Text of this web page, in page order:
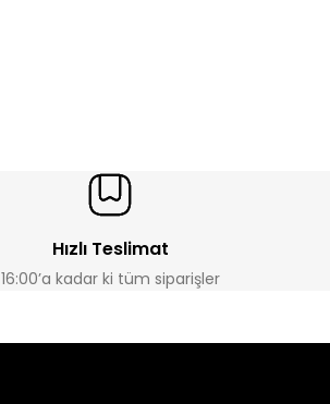
Hızlı Teslimat
16:00’a kadar ki tüm siparişler